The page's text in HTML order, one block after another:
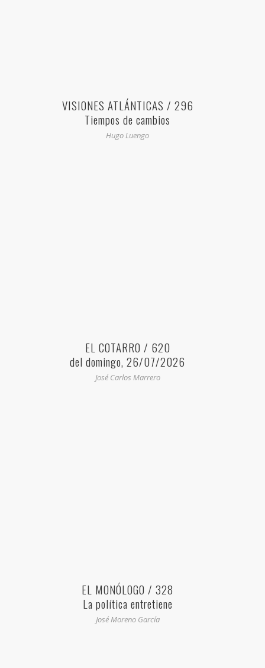
VISIONES ATLÁNTICAS / 296
Tiempos de cambios
Hugo Luengo
EL COTARRO / 620
del domingo, 26/07/2026
José Carlos Marrero
EL MONÓLOGO / 328
La política entretiene
José Moreno García